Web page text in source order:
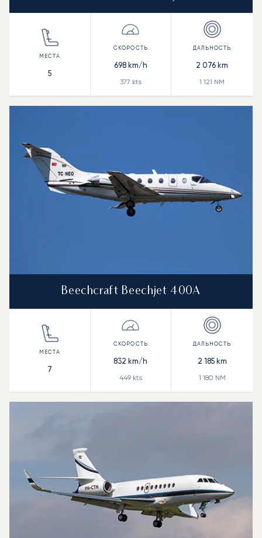
5
698km/h
377 kts
2 076 km
1 121 NM
Beechcraft Beechjet 400A
7
832 km/h
449kts
2 185km
1 180 NM